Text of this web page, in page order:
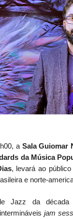
a Sala Guiomar
da Música
, levará ao
e norte-
Jazz da
jam